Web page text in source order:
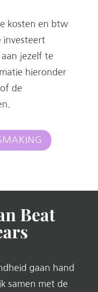
kosten en btw
investeert
jezelf te
hieronder
de
Beat
gaan hand
samen met de